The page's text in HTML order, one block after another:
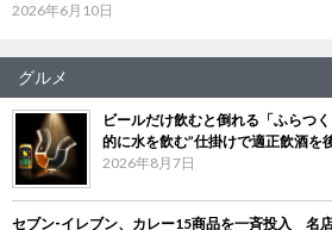
2026年6月10日
グルメ
ビールだけ飲むと倒れる「ふらつ
的に水を飲む”仕掛けで適正飲酒を
2026年8月7日
セブン‐イレブン、カレー15商品を一斉投入 名